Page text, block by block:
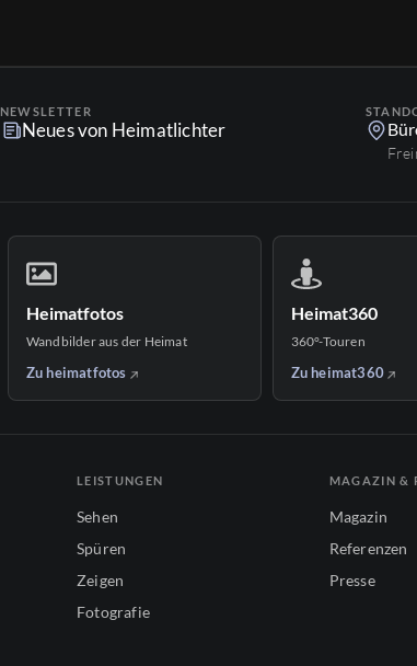
NEWSLETTER
Neues von Heimatlichter
Heimatfotos
Wandbilder aus der Heimat
Zu heimatfotos
Heimat360
360°-Touren
Zu heimat360
LEISTUNGEN
Sehen
Spüren
Zeigen
Fotografie
MAGAZIN &
Magazin
Referenzen
Presse